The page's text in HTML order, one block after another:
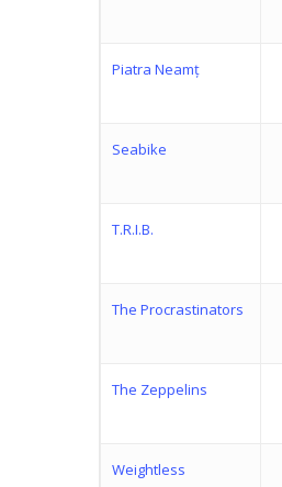
Piatra Neamț
Seabike
T.R.I.B.
The Procrastinators
The Zeppelins
Weightless